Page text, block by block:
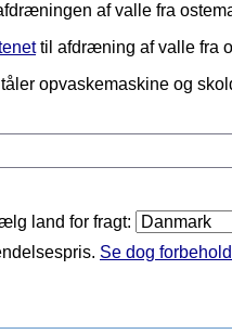
af valle fra
til afdræning af valle fra
opvaskemaskine og
land for fragt:
Se dog